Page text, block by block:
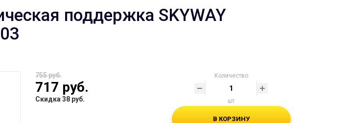
поддержка SKYWAY
755 руб.
717 руб.
Скидка 38 руб.
Количество
шт
В КОРЗИНУ